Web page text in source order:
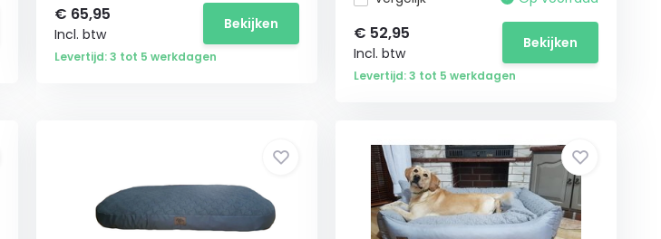
€ 65,95
Incl. btw
Bekijken
Levertijd: 3 tot 5 werkdagen
€ 52,95
Incl. btw
Bekijken
Levertijd: 3 tot 5 werkdagen